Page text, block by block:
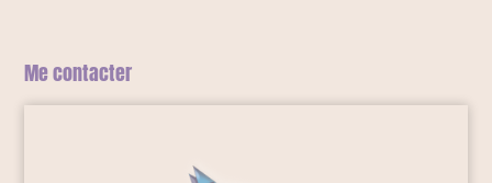
Me contacter